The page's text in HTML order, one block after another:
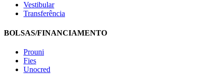
Vestibular
Transferência
BOLSAS/FINANCIAMENTO
Prouni
Fies
Unocred